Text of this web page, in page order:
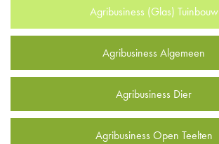
Agribusiness (Glas) Tuinbouw
Agribusiness Algemeen
Agribusiness Dier
Agribusiness Open Teelten